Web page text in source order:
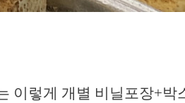
이렇게 개별 비닐포장+박